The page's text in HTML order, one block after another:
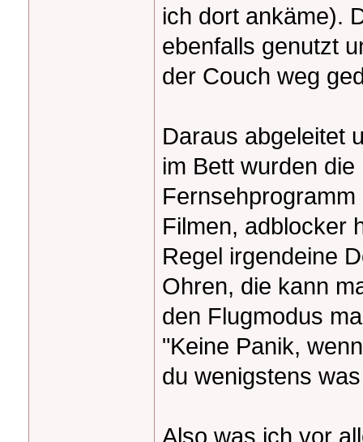
ich dort ankäme).
ebenfalls genutzt
der Couch weg
Daraus abgeleitet
im Bett wurden
Filmen, adblocker
Regel irgendeine
Ohren, die kann
den Flugmodus
"Keine Panik,
du wenigstens
Also was ich vor